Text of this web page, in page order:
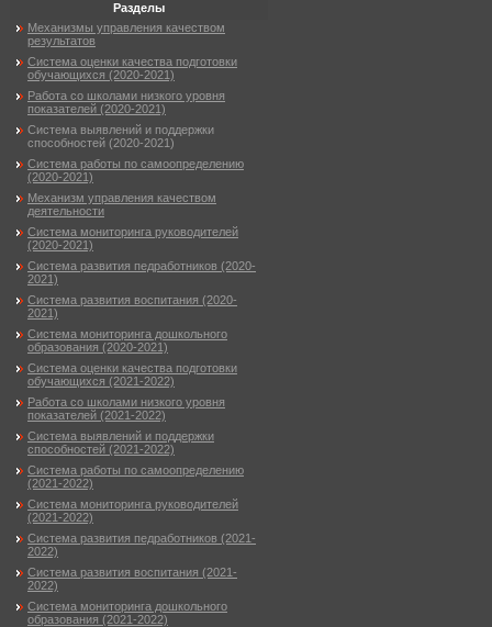
Разделы
Механизмы управления качеством
результатов
Система оценки качества подготовки
обучающихся (2020-2021)
Работа со школами низкого уровня
показателей (2020-2021)
Система выявлений и поддержки
способностей (2020-2021)
Система работы по самоопределению
(2020-2021)
Механизм управления качеством
деятельности
Система мониторинга руководителей
(2020-2021)
Система развития педработников (2020-
2021)
Система развития воспитания (2020-
2021)
Система мониторинга дошкольного
образования (2020-2021)
Система оценки качества подготовки
обучающихся (2021-2022)
Работа со школами низкого уровня
показателей (2021-2022)
Система выявлений и поддержки
способностей (2021-2022)
Система работы по самоопределению
(2021-2022)
Система мониторинга руководителей
(2021-2022)
Система развития педработников (2021-
2022)
Система развития воспитания (2021-
2022)
Система мониторинга дошкольного
образования (2021-2022)